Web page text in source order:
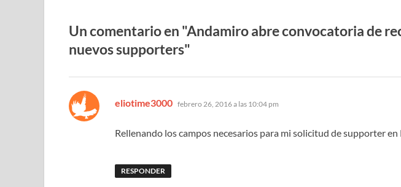
Un comentario en "Andamiro abre convocatoria de
nuevos supporters"
eliotime3000 dice:
febrero 26, 2016 a las 10:04 pm
Rellenando los campos necesarios para mi solicitud de supporter en
RESPONDER